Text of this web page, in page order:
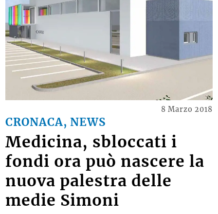
CRONACA, NEWS
8 Marzo 2018
Medicina, sbloccati i
fondi ora può nascere la
nuova palestra delle
medie Simoni